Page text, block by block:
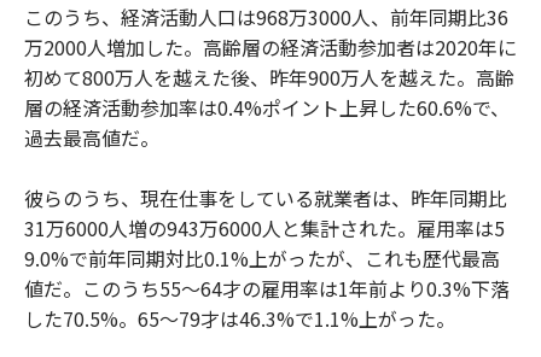
このうち、経済活動人口は968万3000人、前年同期比36
万2000人増加した。高齢層の経済活動参加者は2020年に
初めて800万人を越えた後、昨年900万人を越えた。高齢
層の経済活動参加率は0.4%ポイント上昇した60.6%で、
過去最高値だ。
彼らのうち、現在仕事をしている就業者は、昨年同期比
31万6000人増の943万6000人と集計された。雇用率は5
9.0%で前年同期対比0.1%上がったが、これも歴代最高
値だ。このうち55～64才の雇用率は1年前より0.3%下落
した70.5%。65～79才は46.3%で1.1%上がった。